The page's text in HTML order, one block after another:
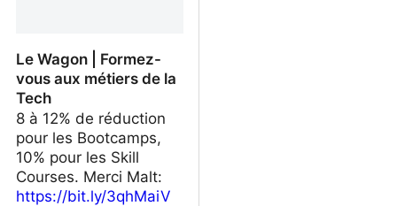
Le Wagon | Formez-
vous aux métiers de la
Tech
8 à 12% de réduction
pour les Bootcamps,
10% pour les Skill
Courses. Merci Malt:
https://bit.ly/3qhMaiV